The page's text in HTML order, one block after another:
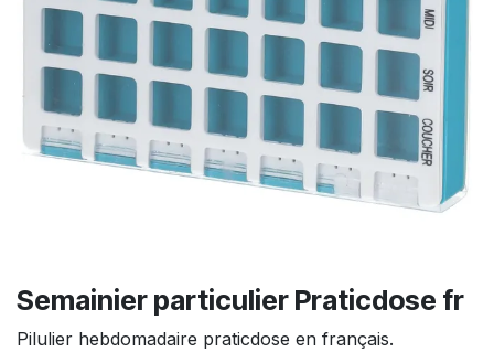
Semainier particulier Praticdose fr
Pilulier hebdomadaire praticdose en français.